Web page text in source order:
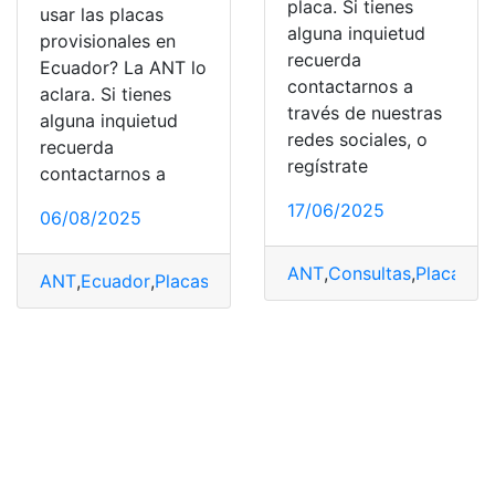
usar las placas
provisionales en
Ecuador? La ANT lo
aclara. Si tienes
alguna inquietud
recuerda
contactarnos a
06/08/2025
ANT,Ecuador,Placas placas provisionales,
placa. Si tienes
alguna inquietud
recuerda
contactarnos a
través de nuestras
redes sociales, o
regístrate
17/06/2025
ANT,Consultas,Placas